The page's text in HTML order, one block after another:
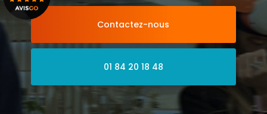
Contactez-nous
01 84 20 18 48
Voir le certificat